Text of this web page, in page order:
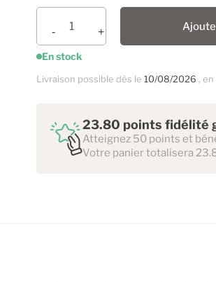
En stock
Livraison possible dès le 10/08/2026 ,
23.80 points fidélité
Atteignez 50 points et
Votre panier totalisera